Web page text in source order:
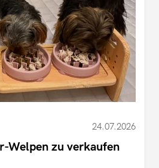
24.07.2026
Welpen zu verkaufen